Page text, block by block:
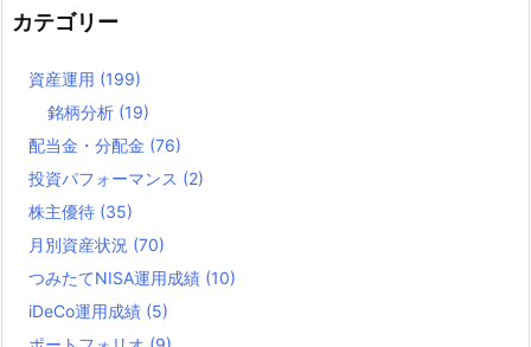
カテゴリー
資産運用 (199)
銘柄分析 (19)
配当金・分配金 (76)
投資パフォーマンス (2)
株主優待 (35)
月別資産状況 (70)
つみたてNISA運用成績 (10)
iDeCo運用成績 (5)